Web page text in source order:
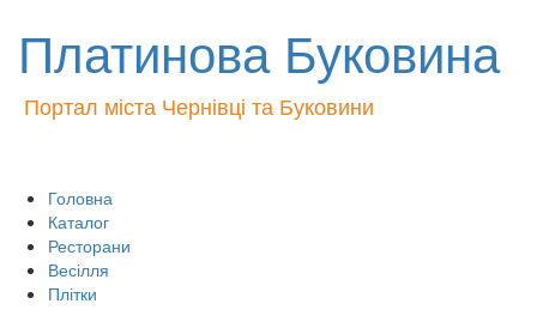
Платинова Буковина
Портал міста Чернівці та Буковини
Головна
Каталог
Ресторани
Весілля
Плітки